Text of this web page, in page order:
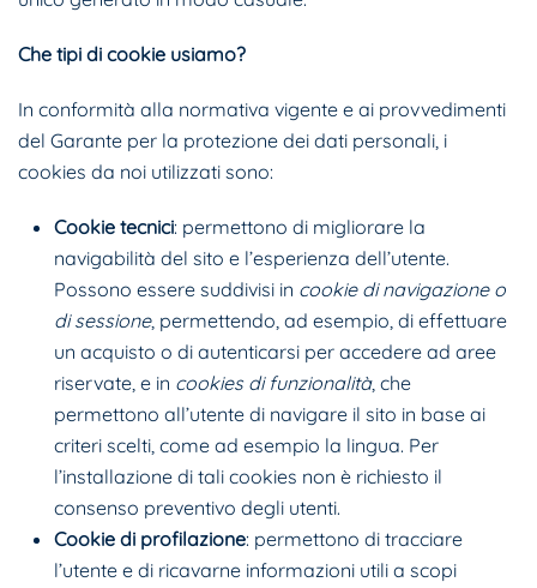
Che tipi di cookie usiamo?
In conformità alla normativa vigente e ai provvedimenti
del Garante per la protezione dei dati personali, i
cookies da noi utilizzati sono:
Cookie tecnici: permettono di migliorare la
navigabilità del sito e l’esperienza dell’utente.
Possono essere suddivisi in cookie di navigazione o
di sessione, permettendo, ad esempio, di effettuare
un acquisto o di autenticarsi per accedere ad aree
riservate, e in cookies di funzionalità, che
permettono all’utente di navigare il sito in base ai
criteri scelti, come ad esempio la lingua. Per
l’installazione di tali cookies non è richiesto il
consenso preventivo degli utenti.
Cookie di profilazione: permettono di tracciare
l’utente e di ricavarne informazioni utili a scopi